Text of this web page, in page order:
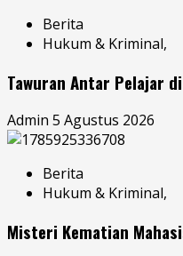
Berita
Hukum & Kriminal,
Tawuran Antar Pelajar
Admin 5 Agustus 2026
Berita
Hukum & Kriminal,
Misteri Kematian